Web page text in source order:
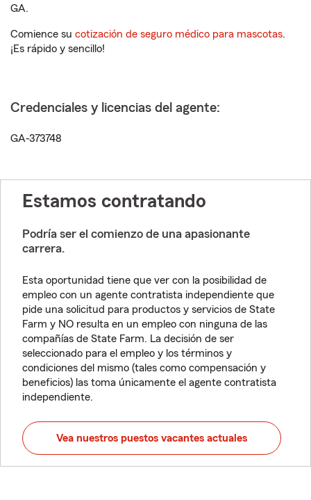
GA.
Comience su cotización de seguro médico para mascotas.
¡Es rápido y sencillo!
Credenciales y licencias del agente:
GA-373748
Estamos contratando
Podría ser el comienzo de una apasionante
carrera.
Esta oportunidad tiene que ver con la posibilidad de
empleo con un agente contratista independiente que
pide una solicitud para productos y servicios de State
Farm y NO resulta en un empleo con ninguna de las
compañías de State Farm. La decisión de ser
seleccionado para el empleo y los términos y
condiciones del mismo (tales como compensación y
beneficios) las toma únicamente el agente contratista
independiente.
Vea nuestros puestos vacantes actuales